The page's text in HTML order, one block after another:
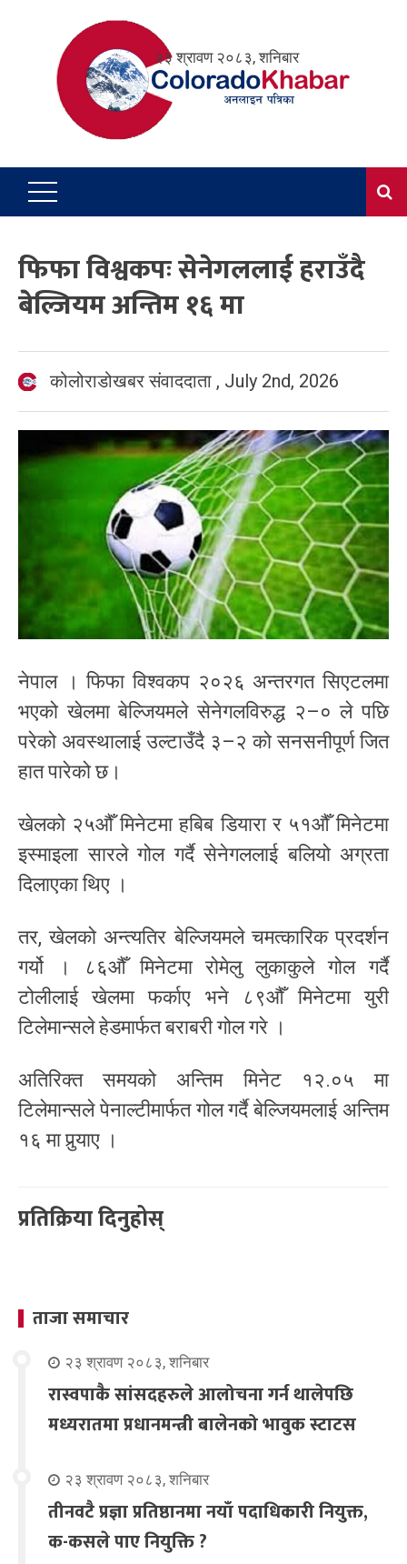
२३ श्रावण २०८३, शनिबार
फिफा विश्वकपः सेनेगललाई हराउँदै
बेल्जियम अन्तिम १६ मा
कोलोराडोखबर संवाददाता , July 2nd, 2026
नेपाल । फिफा विश्वकप २०२६ अन्तरगत सिएटलमा
भएको खेलमा बेल्जियमले सेनेगलविरुद्ध २–० ले पछि
परेको अवस्थालाई उल्टाउँदै ३–२ को सनसनीपूर्ण जित
हात पारेको छ।
खेलको २५औँ मिनेटमा हबिब डियारा र ५१औँ मिनेटमा
इस्माइला सारले गोल गर्दै सेनेगललाई बलियो अग्रता
दिलाएका थिए ।
तर, खेलको अन्त्यतिर बेल्जियमले चमत्कारिक प्रदर्शन
गर्यो । ८६औँ मिनेटमा रोमेलु लुकाकुले गोल गर्दै
टोलीलाई खेलमा फर्काए भने ८९औँ मिनेटमा युरी
टिलेमान्सले हेडमार्फत बराबरी गोल गरे ।
अतिरिक्त समयको अन्तिम मिनेट १२.०५ मा
टिलेमान्सले पेनाल्टीमार्फत गोल गर्दै बेल्जियमलाई अन्तिम
१६ मा पुर्‍याए ।
प्रतिक्रिया दिनुहोस्
ताजा समाचार
२३ श्रावण २०८३, शनिबार
रास्वपाकै सांसदहरुले आलोचना गर्न थालेपछि
मध्यरातमा प्रधानमन्त्री बालेनको भावुक स्टाटस
२३ श्रावण २०८३, शनिबार
तीनवटै प्रज्ञा प्रतिष्ठानमा नयाँ पदाधिकारी नियुक्त,
क-कसले पाए नियुक्ति ?